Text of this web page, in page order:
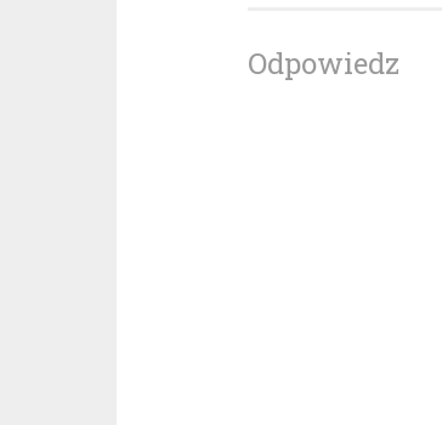
Odpowiedz